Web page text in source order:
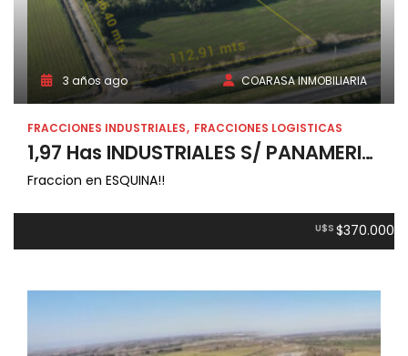
3 años ago COARASA INMOBILIARIA
FRACCIONES INDUSTRIALES FRACCIONES LOGISTICAS
1,97 Has INDUSTRIALES S/ PANAMERICANA
Fraccion en ESQUINA!!
U$S $370.000